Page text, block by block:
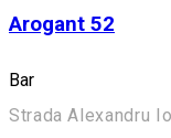
Arogant 52
Bar
Strada Alexandru